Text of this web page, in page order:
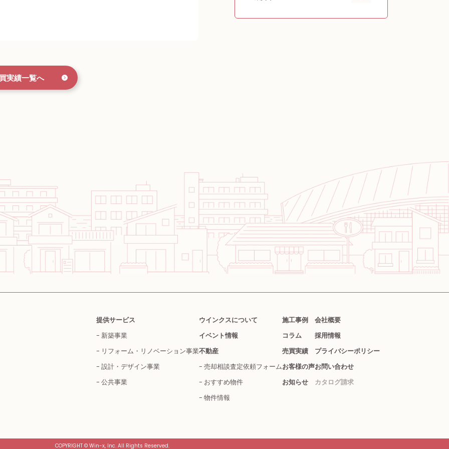
実績一覧へ
提供サービス
新築事業
リフォーム・ リノベーション事業
設計・デザイン事業
公共事業
ウインクスについて
イベント情報
不動産
売却相談査定依頼フォーム
おすすめ物件
物件情報
施工事例
コラム
売買実績
お客様の声
お知らせ
会社概要
採用情報
プライバシーポリシー
お問い合わせ
カタログ請求
COPYRIGHT © Win-x, Inc. All Rights Reserved.